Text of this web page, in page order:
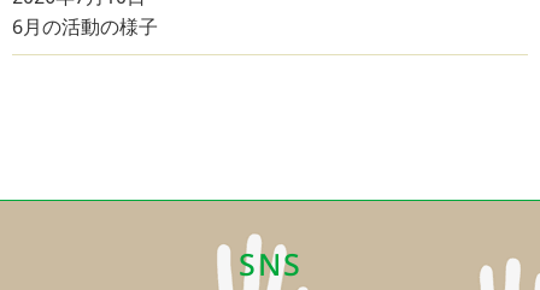
6月の活動の様子
SNS